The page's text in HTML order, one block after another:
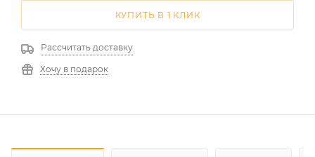
КУПИТЬ В 1 КЛИК
Рассчитать доставку
Хочу в подарок